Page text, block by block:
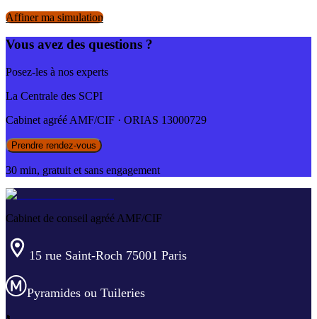
Affiner ma simulation
Vous avez des questions ?
Posez-les à nos experts
La Centrale des SCPI
Cabinet agréé AMF/CIF · ORIAS 13000729
Prendre rendez-vous
30 min, gratuit et sans engagement
Cabinet de conseil agréé AMF/CIF
15 rue Saint-Roch 75001 Paris
Pyramides ou Tuileries